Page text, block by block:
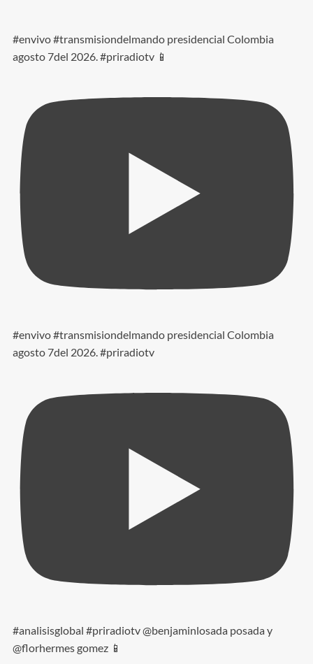
#envivo #transmisiondelmando presidencial Colombia
agosto 7del 2026. #priradiotv 📱
#envivo #transmisiondelmando presidencial Colombia
agosto 7del 2026. #priradiotv
#analisisglobal #priradiotv @benjaminlosada posada y
@florhermes gomez 📱